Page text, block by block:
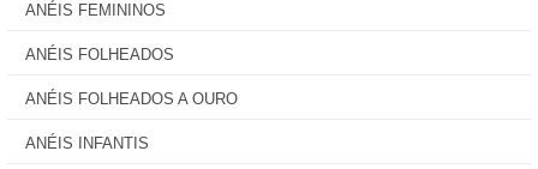
ANÉIS FEMININOS
ANÉIS FOLHEADOS
ANÉIS FOLHEADOS A OURO
ANÉIS INFANTIS